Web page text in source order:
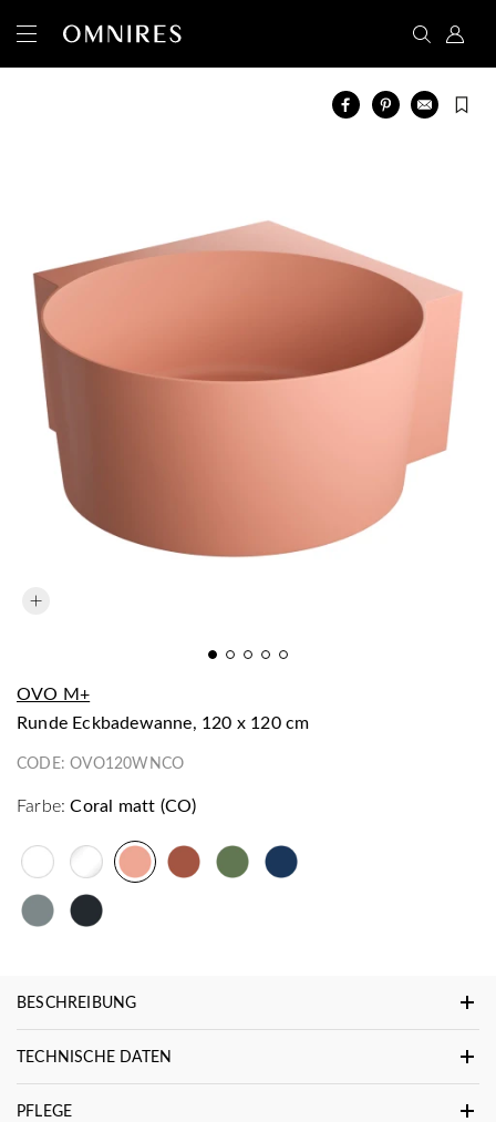
OVO M+
runde Eckbadewanne, 120 x 120 cm
CODE:OVO120WNCO
Farbe: Coral matt (CO)
BESCHREIBUNG
TECHNISCHE DATEN
PFLEGE